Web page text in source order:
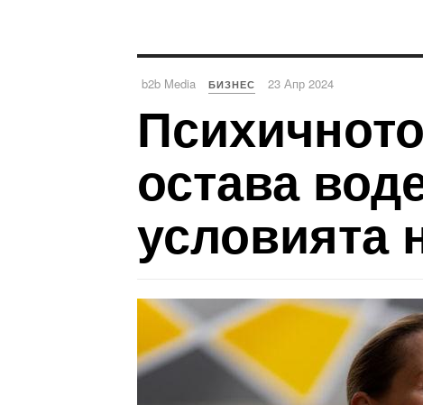
b2b Media БИЗНЕС 23 Апр 2024
остава
условията